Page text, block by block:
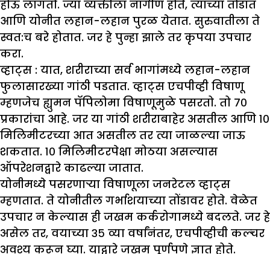
होऊ लागतो. ज्या व्यक्तीला नागीण होते, त्याच्या तोंडात
आणि योनीत लहान-लहान पुरळ येतात. सुरुवातीला ते
स्वत:च बरे होतात. जर हे पुन्हा झाले तर कृपया उपचार
करा.
व्हाट्स : यात, शरीराच्या सर्व भागांमध्ये लहान-लहान
फुलासारख्या गांठी पडतात. व्हाट्स एचपीव्ही विषाणू
म्हणजेच ह्युमन पॅपिलोमा विषाणूमुळे पसरतो. तो ७०
प्रकारांचा आहे. जर या गांठी शरीराबाहेर असतील आणि १०
मिलिमीटरच्या आत असतील तर त्या जाळल्या जाऊ
शकतात. १० मिलिमीटरपेक्षा मोठया असल्यास
ऑपरेशनद्वारे काढल्या जातात.
योनीमध्ये पसरणाऱ्या विषाणूला जनरेटल व्हाट्स
म्हणतात. ते योनीतील गर्भाशयाच्या तोंडावर होते. वेळेत
उपचार न केल्यास ही जखम कर्करोगामध्ये बदलते. जर हे
असेल तर, वयाच्या ३५ व्या वर्षांनंतर, एचपीव्हीची कल्चर
अवश्य करून घ्या. याद्वारे जखम पूर्णपणे ज्ञात होते.